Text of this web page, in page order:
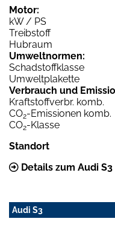
Motor:
kW / PS
Treibstoff
Hubraum
Umweltnormen:
Schadstoffklasse
Umweltplakette
Verbrauch und
Kraftstoffverbr. komb.
CO2-Emissionen komb.
CO2-Klasse
Standort
Details zum Audi
Audi S3